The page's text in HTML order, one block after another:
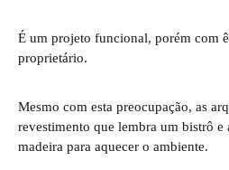
É um projeto funcional, porém com
proprietário.
Mesmo com esta preocupação, as
revestimento que lembra um bistrô e
madeira para aquecer o ambiente.